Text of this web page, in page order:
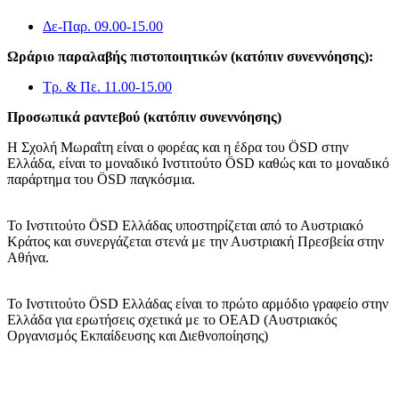
Δε-Παρ. 09.00-15.00
Ωράριο παραλαβής πιστοποιητικών (κατόπιν συνεννόησης):
Τρ. & Πε. 11.00-15.00
Προσωπικά ραντεβού (κατόπιν συνεννόησης)
Η Σχολή Μωραΐτη είναι ο φορέας και η έδρα του ÖSD στην
Ελλάδα, είναι το μοναδικό Ινστιτούτο ÖSD καθώς και το μοναδικό
παράρτημα του ÖSD παγκόσμια.
Το Ινστιτούτο ÖSD Ελλάδας υποστηρίζεται από το Αυστριακό
Κράτος και συνεργάζεται στενά με την Αυστριακή Πρεσβεία στην
Αθήνα.
Το Ινστιτούτο ÖSD Ελλάδας είναι το πρώτο αρμόδιο γραφείο στην
Ελλάδα για ερωτήσεις σχετικά με το OΕAD (Αυστριακός
Οργανισμός Εκπαίδευσης και Διεθνοποίησης)